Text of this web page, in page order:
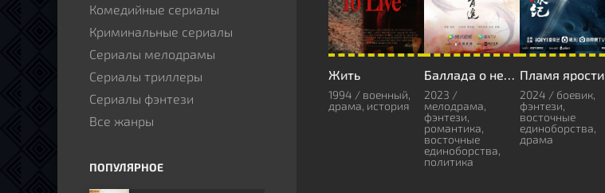
Жить
1994 / военный,
драма, история
Баллада о нефритовой кости
2023 /
мелодрама,
фэнтези,
романтика,
восточные
единоборства,
политика
Пламя ярости
2024 / боевик,
фэнтези,
восточные
единоборства,
драма
Комедийные сериалы
Криминальные сериалы
Сериалы мелодрамы
Сериалы триллеры
Сериалы фэнтези
Все жанры
ПОПУЛЯРНОЕ